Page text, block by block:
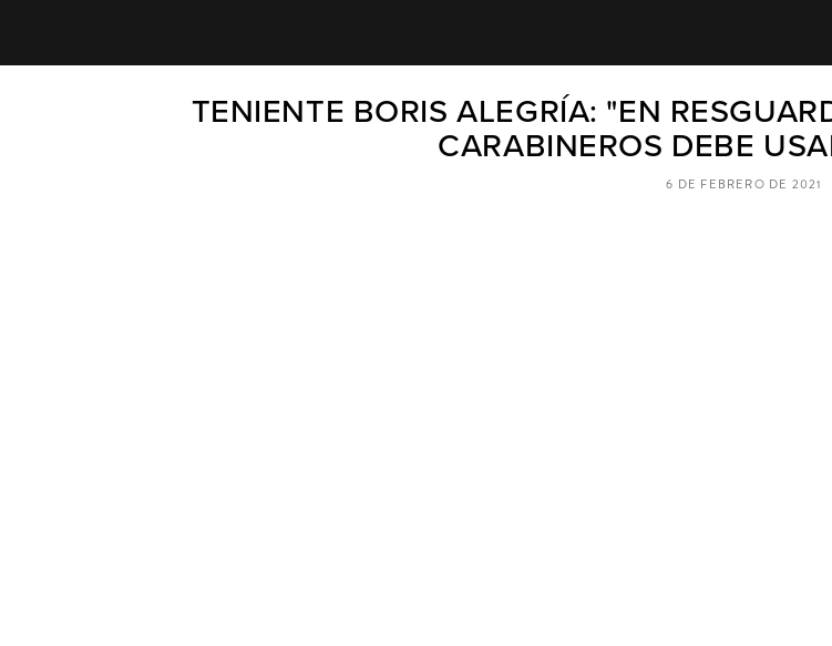
TENIENTE BORIS ALEGRÍA: "EN
CARABINEROS DEBE
6 DE FEBRERO DE 2021